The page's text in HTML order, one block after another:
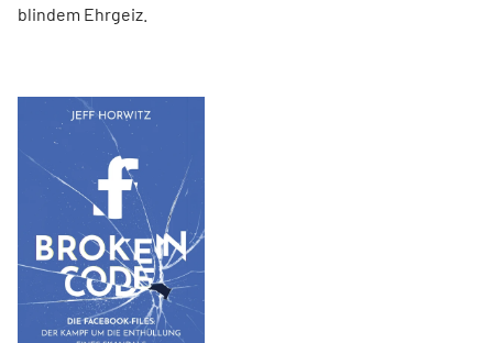
blindem Ehrgeiz.